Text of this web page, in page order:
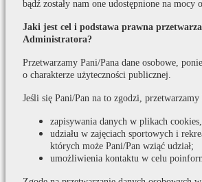
bądź zostały nam one udostępnione na
Jaki jest cel i podstawa prawna
Administratora?
Przetwarzamy Pani/Pana dane osobowe,
o charakterze użyteczności publicznej.
Jeśli się Pani/Pan na to zgodzi,
zapisywania danych w plikach
udziału w zajęciach sportowych i
których może Pani/Pan wziąć udział;
umożliwienia kontaktu w celu